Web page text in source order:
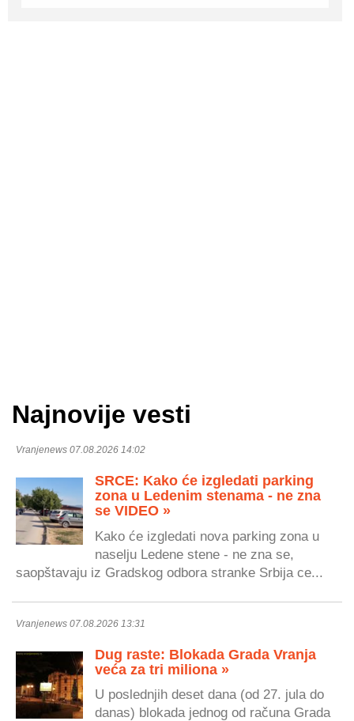
Najnovije vesti
Vranjenews 07.08.2026 14:02
SRCE: Kako će izgledati parking
zona u Ledenim stenama - ne zna
se VIDEO »
Kako će izgledati nova parking zona u
naselju Ledene stene - ne zna se,
saopštavaju iz Gradskog odbora stranke Srbija ce...
Vranjenews 07.08.2026 13:31
Dug raste: Blokada Grada Vranja
veća za tri miliona »
U poslednjih deset dana (od 27. jula do
danas) blokada jednog od računa Grada